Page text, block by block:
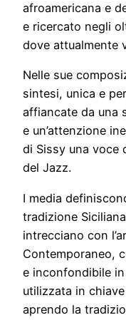
afroamericana e
e ricercato negli
dove attualmente
Nelle sue
sintesi, unica e
affiancate da una
e un’attenzione
di Sissy una voce
del Jazz.
I media
tradizione
intrecciano con
Contemporaneo,
e inconfondibile
utilizzata in
aprendo la